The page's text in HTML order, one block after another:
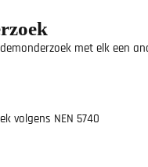
met elk een
volgens NEN 5740